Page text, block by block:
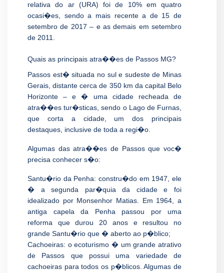
relativa do ar (URA) foi de 10% em quatro
ocasi�es, sendo a mais recente a de 15 de
setembro de 2017 – e as demais em setembro
de 2011.
Quais as principais atra��es de Passos MG?
Passos est� situada no sul e sudeste de Minas
Gerais, distante cerca de 350 km da capital Belo
Horizonte – e � uma cidade recheada de
atra��es tur�sticas, sendo o Lago de Furnas,
que corta a cidade, um dos principais
destaques, inclusive de toda a regi�o.
Algumas das atra��es de Passos que voc�
precisa conhecer s�o:
Santu�rio da Penha: constru�do em 1947, ele
� a segunda par�quia da cidade e foi
idealizado por Monsenhor Matias. Em 1964, a
antiga capela da Penha passou por uma
reforma que durou 20 anos e resultou no
grande Santu�rio que � aberto ao p�blico;
Cachoeiras: o ecoturismo � um grande atrativo
de Passos que possui uma variedade de
cachoeiras para todos os p�blicos. Algumas de